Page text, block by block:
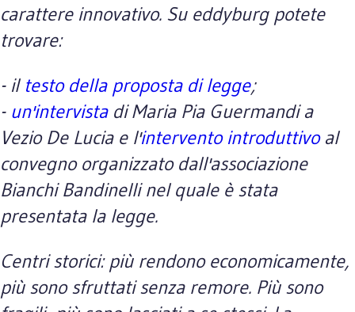
carattere innovativo. Su eddyburg potete
trovare:
- il testo della proposta di legge;
- un'intervistadi Maria Pia Guermandi a
Vezio De Lucia e l'intervento introduttivoal
convegno organizzato dall'associazione
Bianchi Bandinelli nel quale è stata
presentata la legge.
Centri storici: più rendono economicamente,
più sono sfruttati senza remore. Più sono